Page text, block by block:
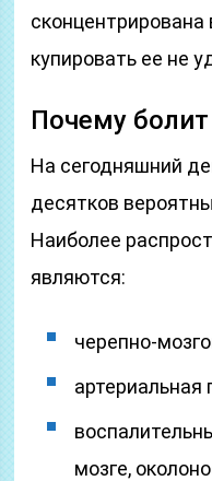
сконцентрирована
купировать ее не
Почему болит
На сегодняшний
десятков
Наиболее
являются:
черепно-
артериальная
мозге,